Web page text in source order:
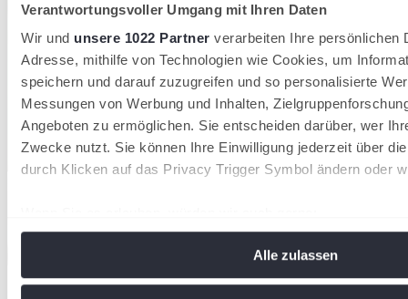
Verantwortungsvoller Umgang mit Ihren Daten
Wir und unsere 1022 Partner verarbeiten Ihre persönlichen
Adresse, mithilfe von Technologien wie Cookies, um
speichern und darauf zuzugreifen und so personalisierte
Messungen von Werbung und Inhalten,
Angeboten zu ermöglichen. Sie entscheiden darüber, wer
Zwecke nutzt. Sie können Ihre Einwilligung jederzeit über
durch Klicken auf das Privacy Trigger Symbol ändern oder
Ihr Gerät durch aktives Scannen nach bestimmten
Alle zulassen